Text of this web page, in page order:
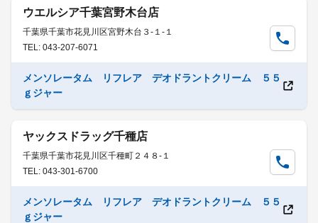
ウエルシア千葉宮野木台店
千葉県千葉市花見川区宮野木台３-１-１
TEL: 043-207-6071
メンソレータム リフレア デオドラントクリーム ５５
ｇジャー
ヤックスドラッグ千種店
千葉県千葉市花見川区千種町２４８-１
TEL: 043-301-6700
メンソレータム リフレア デオドラントクリーム ５５
ｇジャー